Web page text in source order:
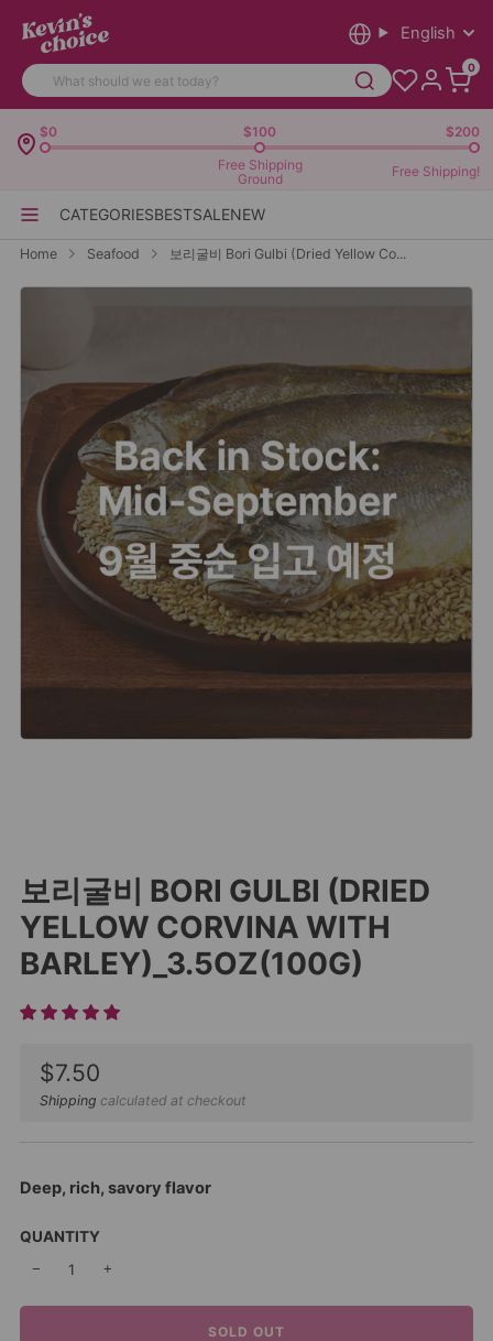
English
0
CATEGORIESBESTSALENEW
$0 $100
$200
Free Shipping
Ground
Free Shipping!
Home Seafood 보리굴비 Bori Gulbi (Dried Yellow Co...
보리굴비 BORI GULBI (DRIED
YELLOW CORVINA WITH
BARLEY)_3.5OZ(100G)
Sale
price
$7.50
Shipping calculated at checkout
Deep, rich, savory flavor
QUANTITY
− +
SOLD OUT